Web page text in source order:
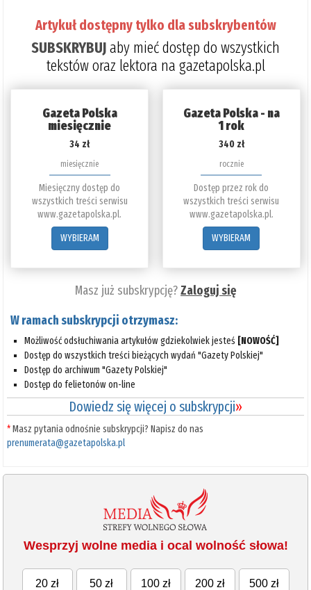
Artykuł dostępny tylko dla subskrybentów
SUBSKRYBUJaby mieć dostęp do wszystkich
tekstów oraz lektora na gazetapolska.pl
Gazeta Polska
miesięcznie
34 zł
miesięcznie
Miesięczny dostęp do
wszystkich treści serwisu
www.gazetapolska.pl.
WYBIERAM
Gazeta Polska - na
1 rok
340 zł
rocznie
Dostęp przez rok do
wszystkich treści serwisu
www.gazetapolska.pl.
WYBIERAM
Masz już subskrypcję?Zaloguj się
W ramach subskrypcji otrzymasz:
Możliwość odsłuchiwania artykułów gdziekolwiek jesteś [NOWOŚĆ]
Dostęp do wszystkich treści bieżących wydań "Gazety Polskiej"
Dostęp do archiwum "Gazety Polskiej"
Dostęp do felietonów on-line
Dowiedz się więcej o subskrypcji»
*Masz pytania odnośnie subskrypcji? Napisz do nas
prenumerata@gazetapolska.pl
Wesprzyj wolne media i ocal wolność słowa!
20 zł 50 zł 100 zł 200 zł 500 zł